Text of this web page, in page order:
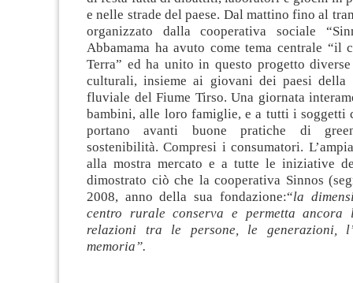
e nelle strade del paese. Dal mattino fino al
organizzato dalla cooperativa sociale
Abbamama ha avuto come tema centrale “il
Terra” ed ha unito in questo progetto
culturali, insieme ai giovani dei paesi della
fluviale del Fiume Tirso. Una giornata
bambini, alle loro famiglie, e a tutti i soggetti
portano avanti buone pratiche di
sostenibilità. Compresi i consumatori.
alla mostra mercato e a tutte le iniziative
dimostrato ciò che la cooperativa Sinnos
2008, anno della sua fondazione:“la
centro rurale conserva e permetta ancora
relazioni tra le persone, le generazioni,
memoria”.